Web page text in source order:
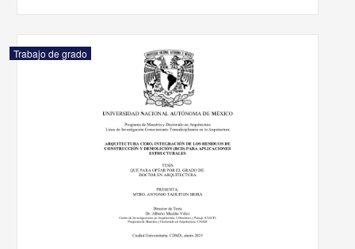
Trabajo de grado